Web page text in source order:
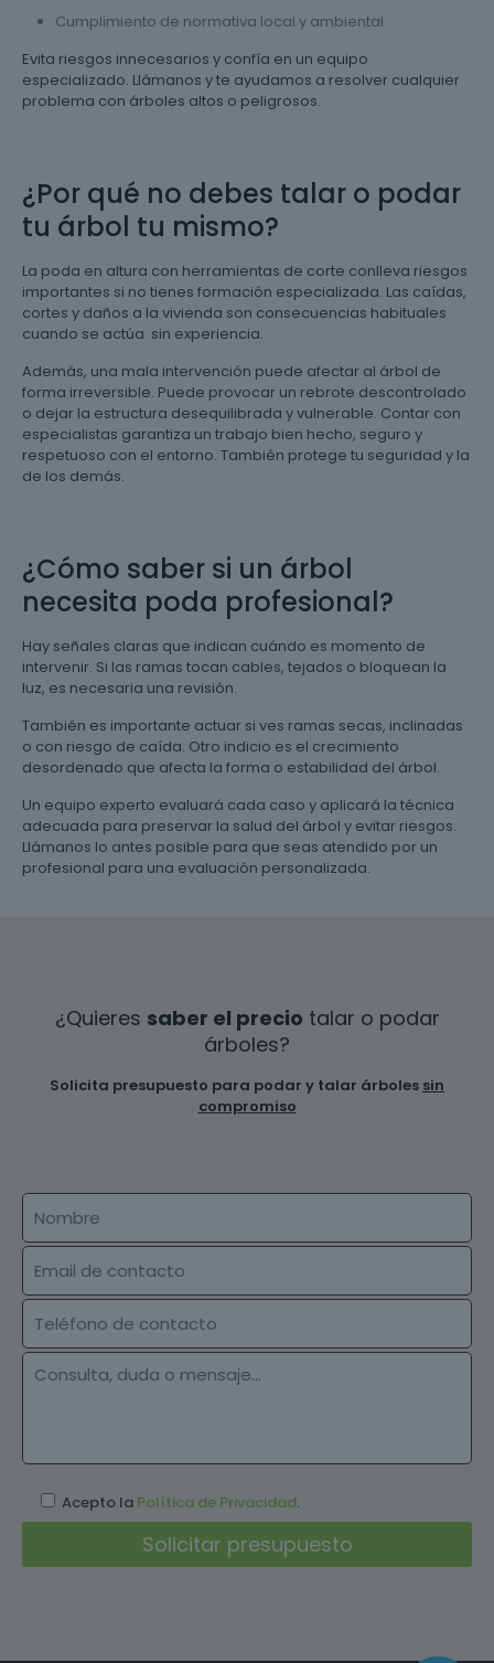
Cumplimiento de normativa local y ambiental
Evita riesgos innecesarios y confía en un equipo
especializado. Llámanos y te ayudamos a resolver cualquier
problema con árboles altos o peligrosos.
¿Por qué no debes talar o podar
tu árbol tu mismo?
La poda en altura con herramientas de corte conlleva riesgos
importantes si no tienes formación especializada. Las caídas,
cortes y daños a la vivienda son consecuencias habituales
cuando se actúa sin experiencia.
Además, una mala intervención puede afectar al árbol de
forma irreversible. Puede provocar un rebrote descontrolado
o dejar la estructura desequilibrada y vulnerable. Contar con
especialistas garantiza un trabajo bien hecho, seguro y
respetuoso con el entorno. También protege tu seguridad y la
de los demás.
¿Cómo saber si un árbol
necesita poda profesional?
Hay señales claras que indican cuándo es momento de
intervenir. Si las ramas tocan cables, tejados o bloquean la
luz, es necesaria una revisión.
También es importante actuar si ves ramas secas, inclinadas
o con riesgo de caída. Otro indicio es el crecimiento
desordenado que afecta la forma o estabilidad del árbol.
Un equipo experto evaluará cada caso y aplicará la técnica
adecuada para preservar la salud del árbol y evitar riesgos.
Llámanos lo antes posible para que seas atendido por un
profesional para una evaluación personalizada.
¿Quieres saber el precio talar o podar
árboles?
Solicita presupuesto para podar y talar árboles sin
compromiso
Acepto la Política de Privacidad.